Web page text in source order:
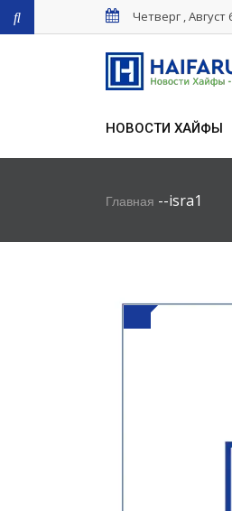
Четверг , Август
НОВОСТИ ХАЙФЫ
Главная --isra1